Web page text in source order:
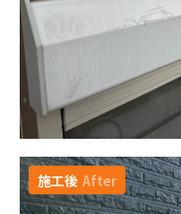
施工後 After